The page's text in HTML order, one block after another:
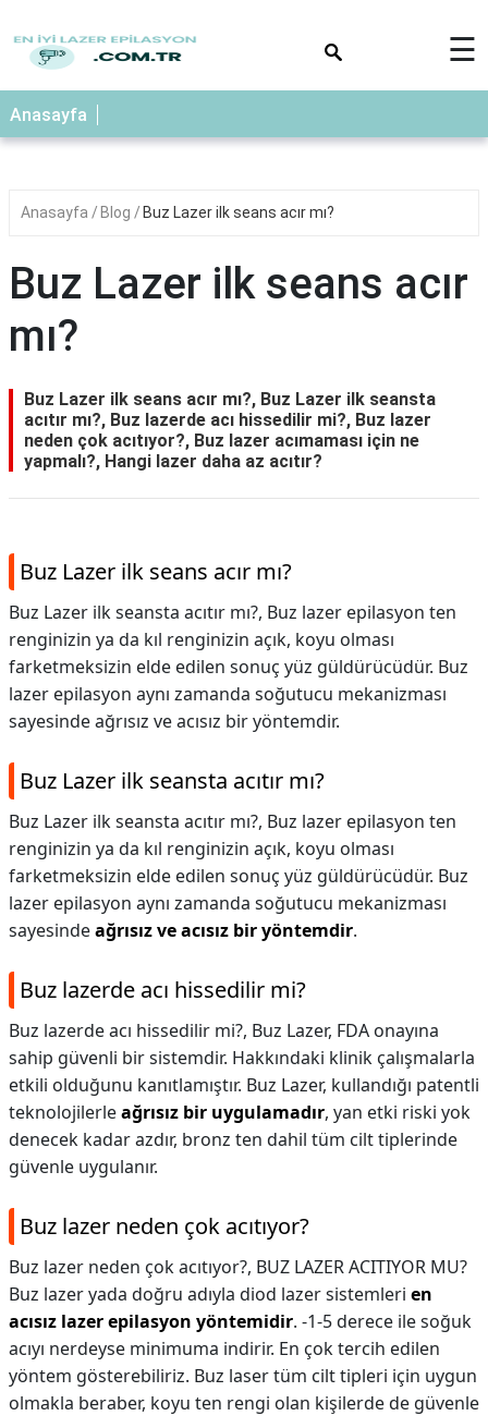
☰
Anasayfa
Anasayfa Blog Buz Lazer ilk seans acır mı?
Buz Lazer ilk seans acır
mı?
Buz Lazer ilk seans acır mı?, Buz Lazer ilk seansta
acıtır mı?, Buz lazerde acı hissedilir mi?, Buz lazer
neden çok acıtıyor?, Buz lazer acımaması için ne
yapmalı?, Hangi lazer daha az acıtır?
Buz Lazer ilk seans acır mı?
Buz Lazer ilk seansta acıtır mı?, Buz lazer epilasyon ten
renginizin ya da kıl renginizin açık, koyu olması
farketmeksizin elde edilen sonuç yüz güldürücüdür. Buz
lazer epilasyon aynı zamanda soğutucu mekanizması
sayesinde ağrısız ve acısız bir yöntemdir.
Buz Lazer ilk seansta acıtır mı?
Buz Lazer ilk seansta acıtır mı?, Buz lazer epilasyon ten
renginizin ya da kıl renginizin açık, koyu olması
farketmeksizin elde edilen sonuç yüz güldürücüdür. Buz
lazer epilasyon aynı zamanda soğutucu mekanizması
sayesindeağrısız ve acısız bir yöntemdir.
Buz lazerde acı hissedilir mi?
Buz lazerde acı hissedilir mi?, Buz Lazer, FDA onayına
sahip güvenli bir sistemdir. Hakkındaki klinik çalışmalarla
etkili olduğunu kanıtlamıştır. Buz Lazer, kullandığı patentli
teknolojilerleağrısız bir uygulamadır, yan etki riski yok
denecek kadar azdır, bronz ten dahil tüm cilt tiplerinde
güvenle uygulanır.
Buz lazer neden çok acıtıyor?
Buz lazer neden çok acıtıyor?, BUZ LAZER ACITIYOR MU?
Buz lazer yada doğru adıyla diod lazer sistemleri en
acısız lazer epilasyon yöntemidir. -1-5 derece ile soğuk
acıyı nerdeyse minimuma indirir. En çok tercih edilen
yöntem gösterebiliriz. Buz laser tüm cilt tipleri için uygun
olmakla beraber, koyu ten rengi olan kişilerde de güvenle